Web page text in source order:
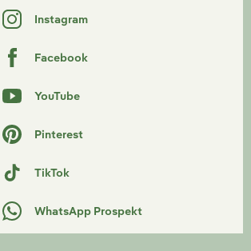
Instagram
Facebook
YouTube
Pinterest
TikTok
WhatsApp Prospekt